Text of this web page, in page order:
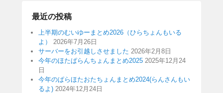
最近の投稿
上半期のむいゆーまとめ2026（ひらちょんもいる
よ）
2026年7月26日
サーバーをお引越しさせました 2026年2月8日
今年のほたぱらんちょんまとめ2025 2025年12月24
日
今年のぱらほたおたちょんまとめ2024(らんさんもい
るよ) 2024年12月24日